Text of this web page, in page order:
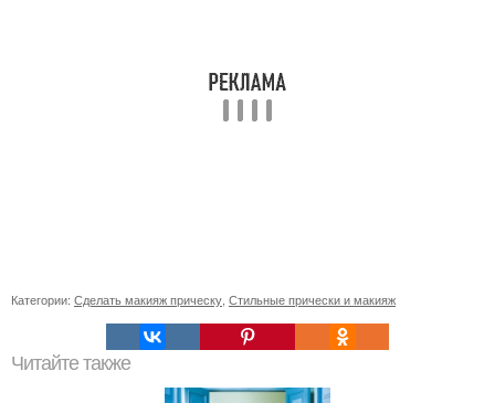
Категории: Сделать макияж прическу Стильные прически и макияж
Читайте также